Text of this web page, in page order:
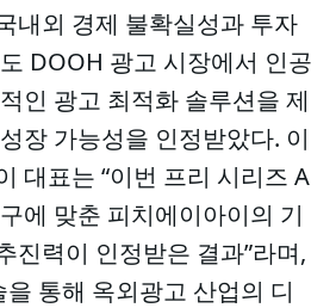
내외 경제 불확실성과 투자
DOOH 광고 시장에서 인공
인 광고 최적화 솔루션을 제
장 가능성을 인정받았다. 이
대표는 “이번 프리 시리즈 A
에 맞춘 피치에이아이의 기
진력이 인정받은 결과”라며,
통해 옥외광고 산업의 디